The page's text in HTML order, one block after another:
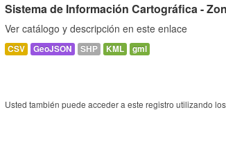
Sistema de Información Cartográfica -
Ver catálogo y descripción en este enlace
CSV GeoJSON SHP KML gml
Usted también puede acceder a este registro utilizando los